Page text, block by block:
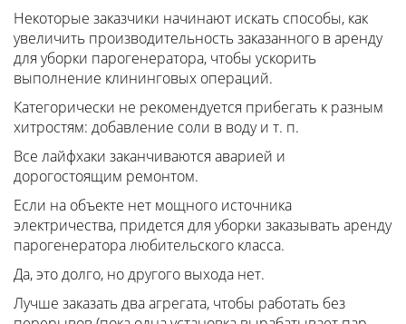
Некоторые заказчики начинают искать способы, как
увеличить производительность заказанного в аренду
для уборки парогенератора, чтобы ускорить
выполнение клининговых операций.
Категорически не рекомендуется прибегать к разным
хитростям: добавление соли в воду и т. п.
Все лайфхаки заканчиваются аварией и
дорогостоящим ремонтом.
Если на объекте нет мощного источника
электричества, придется для уборки заказывать аренду
парогенератора любительского класса.
Да, это долго, но другого выхода нет.
Лучше заказать два агрегата, чтобы работать без